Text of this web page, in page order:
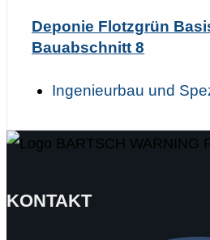
Deponie Flotzgrün
Bauabschnitt 8
Ingenieurbau und
KONTAKT